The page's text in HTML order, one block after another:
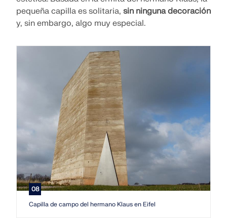
pequeña capilla es solitaria, sin ninguna decoración
y, sin embargo, algo muy especial.
08
Capilla de campo del hermano Klaus en Eifel